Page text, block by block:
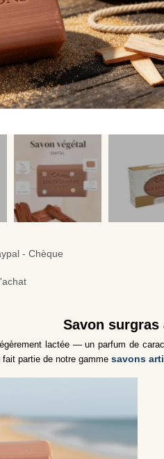
- Chèque
Savon
lactée — un parfum de
partie de notre gamme savons